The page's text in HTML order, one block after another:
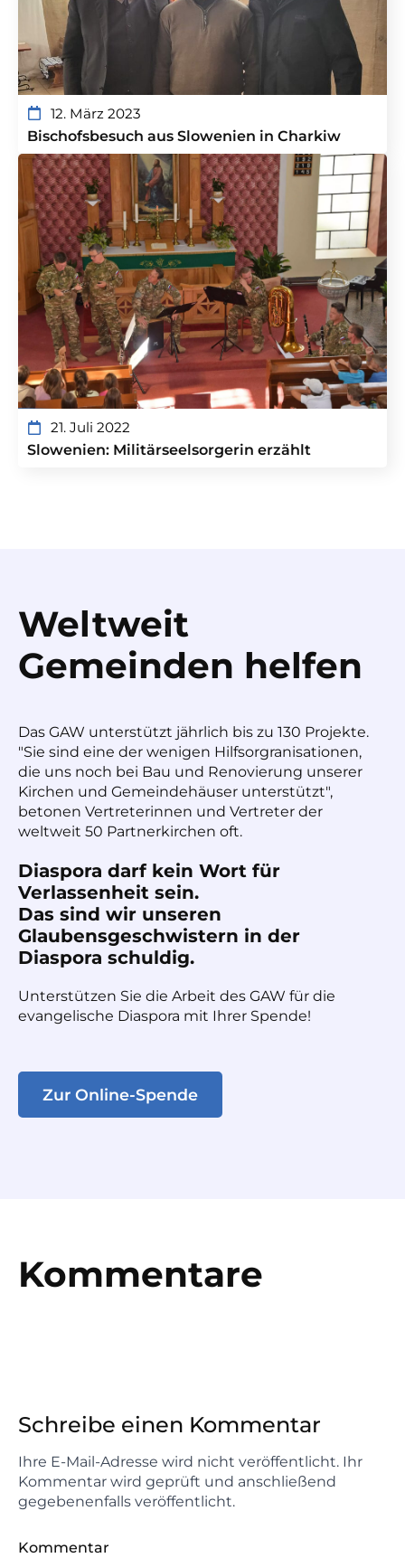
12. März 2023
Bischofsbesuch aus Slowenien in Charkiw
21. Juli 2022
Slowenien: Militärseelsorgerin erzählt
Weltweit
Gemeinden helfen
Das GAW unterstützt jährlich bis zu 130 Projekte.
"Sie sind eine der wenigen Hilfsorgranisationen,
die uns noch bei Bau und Renovierung unserer
Kirchen und Gemeindehäuser unterstützt",
betonen Vertreterinnen und Vertreter der
weltweit 50 Partnerkirchen oft.
Diaspora darf kein Wort für
Verlassenheit sein.
Das sind wir unseren
Glaubensgeschwistern in der
Diaspora schuldig.
Unterstützen Sie die Arbeit des GAW für die
evangelische Diaspora mit Ihrer Spende!
Zur Online-Spende
Kommentare
Schreibe einen Kommentar
Ihre E-Mail-Adresse wird nicht veröffentlicht. Ihr
Kommentar wird geprüft und anschließend
gegebenenfalls veröffentlicht.
Kommentar